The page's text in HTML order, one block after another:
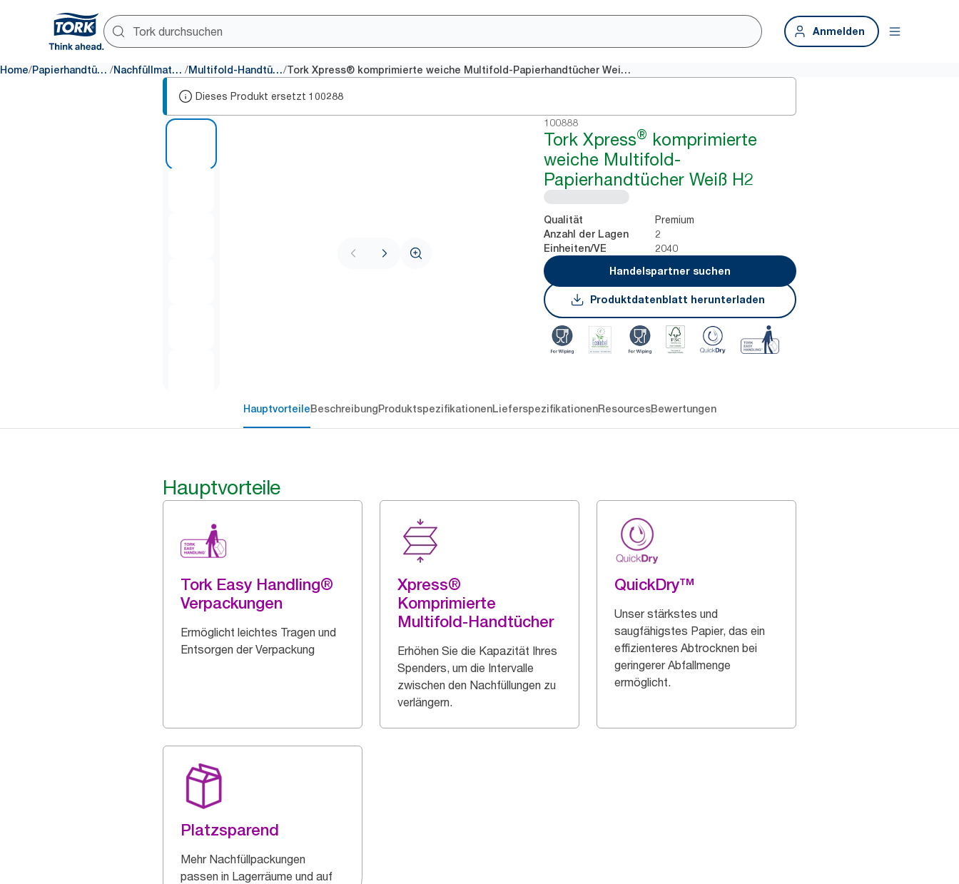
Anmelden
Home/ Papierhandtücher / Nachfüllmaterial / Multifold-Handtücher/ Tork Xpress® komprimierte weiche Multifold-Papierhandtücher Weiß H2
Dieses Produkt ersetzt 100288
100888
Tork Xpress® komprimierte
weiche Multifold-
Papierhandtücher Weiß H2
Qualität Premium
Anzahl der Lagen 2
Einheiten/VE
2040
Handelspartner suchen
Produktdatenblatt herunterladen
HauptvorteileBeschreibungProduktspezifikationenLieferspezifikationenResourcesBewertungen
Hauptvorteile
Tork Easy Handling®
Verpackungen
Ermöglicht leichtes Tragen und
Entsorgen der Verpackung
Xpress®
Komprimierte
Multifold-Handtücher
Erhöhen Sie die Kapazität Ihres
Spenders, um die Intervalle
zwischen den Nachfüllungen zu
verlängern.
QuickDry™
Unser stärkstes und
saugfähigstes Papier, das ein
effizienteres Abtrocknen bei
geringerer Abfallmenge
ermöglicht.
Platzsparend
Mehr Nachfüllpackungen
passen in Lagerräume und auf